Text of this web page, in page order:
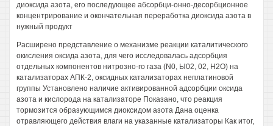
диоксида азота, его последующее абсорбци-онно-десорбционное
концентрирование и окончательная переработка диоксида азота в
нужный продукт
Расширено представление о механизме реакции каталитического
окисления оксида азота, для чего исследовалась адсорбция
отдельных компонентов нитрозно-го газа (N0, Ы02, 02, Н2О) на
катализаторах АПК-2, оксидных катализаторах неплатиновой
группы Установлено наличие активированной адсорбции оксида
азота и кислорода на катализаторе Показано, что реакция
тормозится образующимся диоксидом азота Дана оценка
отравляющего действия влаги на указанные катализаторы Как итог,